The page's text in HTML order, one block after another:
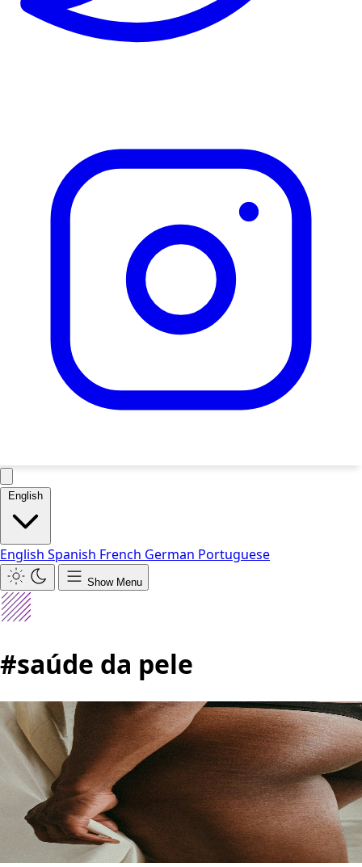
English
English Spanish French German Portuguese
Show Menu
#saúde da pele